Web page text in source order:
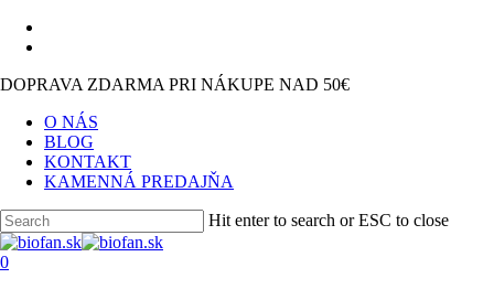
Skip
content
DOPRAVA ZDARMA PRI NÁKUPE NAD 50€
O NÁS
BLOG
KONTAKT
KAMENNÁ PREDAJŇA
Hit enter to search or ESC to close
Close
Search
search
0